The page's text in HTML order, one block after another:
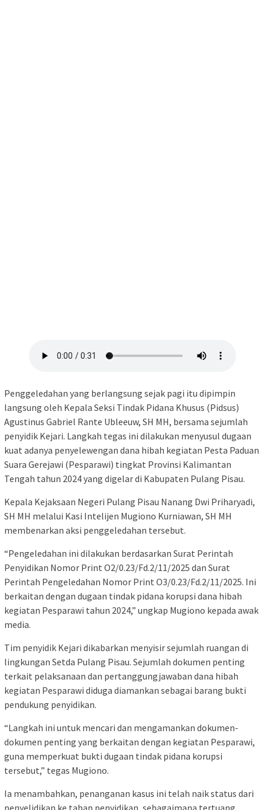
Penggeledahan yang berlangsung sejak pagi itu dipimpin
langsung oleh Kepala Seksi Tindak Pidana Khusus (Pidsus)
Agustinus Gabriel Rante Ubleeuw, SH MH, bersama sejumlah
penyidik Kejari. Langkah tegas ini dilakukan menyusul dugaan
kuat adanya penyelewengan dana hibah kegiatan Pesta Paduan
Suara Gerejawi (Pesparawi) tingkat Provinsi Kalimantan
Tengah tahun 2024 yang digelar di Kabupaten Pulang Pisau.
Kepala Kejaksaan Negeri Pulang Pisau Nanang Dwi Priharyadi,
SH MH melalui Kasi Intelijen Mugiono Kurniawan, SH MH
membenarkan aksi penggeledahan tersebut.
“Pengeledahan ini dilakukan berdasarkan Surat Perintah
Penyidikan Nomor Print O2/0.23/Fd.2/11/2025 dan Surat
Perintah Pengeledahan Nomor Print O3/0.23/Fd.2/11/2025. Ini
berkaitan dengan dugaan tindak pidana korupsi dana hibah
kegiatan Pesparawi tahun 2024,” ungkap Mugiono kepada awak
media.
Tim penyidik Kejari dikabarkan menyisir sejumlah ruangan di
lingkungan Setda Pulang Pisau. Sejumlah dokumen penting
terkait pelaksanaan dan pertanggungjawaban dana hibah
kegiatan Pesparawi diduga diamankan sebagai barang bukti
pendukung penyidikan.
“Langkah ini untuk mencari dan mengamankan dokumen-
dokumen penting yang berkaitan dengan kegiatan Pesparawi,
guna memperkuat bukti dugaan tindak pidana korupsi
tersebut,” tegas Mugiono.
Ia menambahkan, penanganan kasus ini telah naik status dari